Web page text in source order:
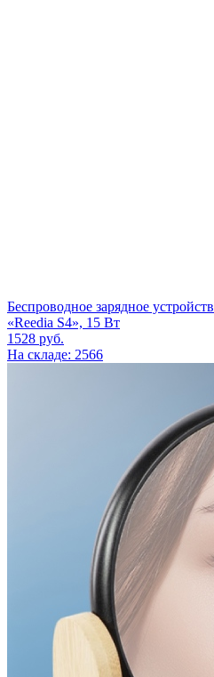
Беспроводное зарядное
«Reedia S4», 15 Вт
1528 руб.
На складе: 2566